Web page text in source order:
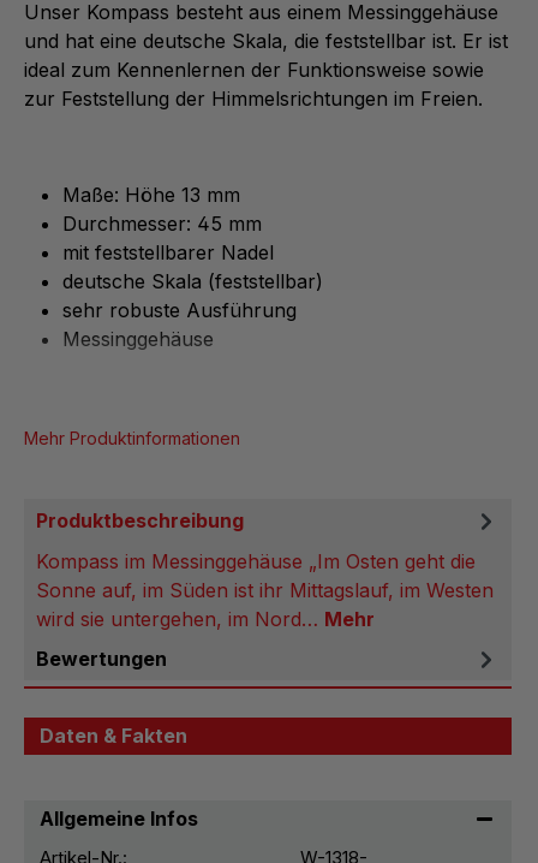
Unser Kompass besteht aus einem Messinggehäuse
und hat eine deutsche Skala, die feststellbar ist. Er ist
ideal zum Kennenlernen der Funktionsweise sowie
zur Feststellung der Himmelsrichtungen im Freien.
Maße: Höhe 13 mm
Durchmesser: 45 mm
mit feststellbarer Nadel
deutsche Skala (feststellbar)
sehr robuste Ausführung
Messinggehäuse
Mehr Produktinformationen
Produktbeschreibung
Kompass im Messinggehäuse „Im Osten geht die
Sonne auf, im Süden ist ihr Mittagslauf, im Westen
wird sie untergehen, im Nord… Mehr
Bewertungen
Daten & Fakten
Allgemeine Infos
Artikel-Nr.:
W-1318-